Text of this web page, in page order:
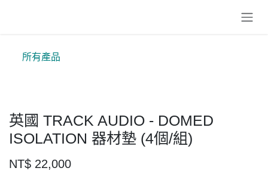
所有產品
英國 TRACK AUDIO - DOMED
ISOLATION 器材墊 (4個/組)
NT$ 22,000